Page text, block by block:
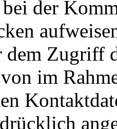
der
dem Zugriff
im